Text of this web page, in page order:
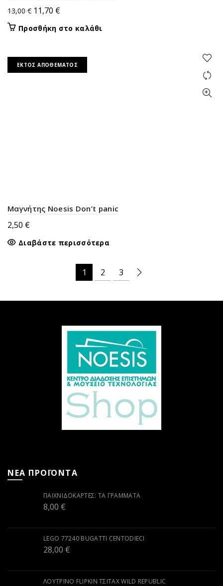
13,00€ Original
price
was:
11,70 €Η
τρέχουσα
11,70 €.
Προσθήκη στο καλάθι
ΕΚΤΌΣ ΑΠΟΘΈΜΑΤΟΣ
Μαγνήτης Noesis Don’t panic
2,50 €
Διαβάστε περισσότερα
1 2 3
ΝΕΑ ΠΡΟΪΟΝΤΑ
ΠΑΙΧΝΙΔΟΚΆΡΤΕΣ: ΤΑ ΓΡΆΜΜΑΤΑ
8,00 €
LEGO 77240 BUGATTI CENTODIECI
28,00 €
ΛΟΎΤΡΙΝΟ FLIPKIN ΤΣΙΤΆΧ WILD REPUBLIC